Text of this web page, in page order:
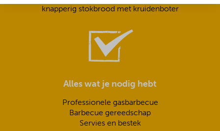
knapperig stokbrood met kruidenboter
Alles wat je nodig hebt
Professionele gasbarbecue
Barbecue gereedschap
Servies en bestek